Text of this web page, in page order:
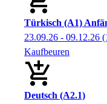
Türkisch (A1)
23.09.26 - 09.12.26
Kaufbeuren
Deutsch (A2.1)